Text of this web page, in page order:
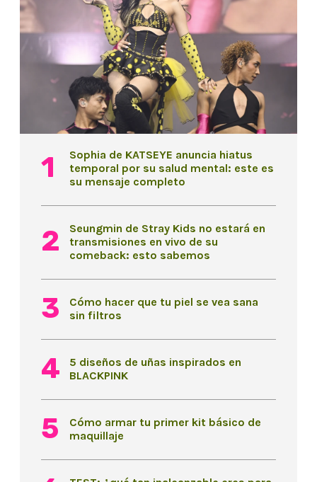
Sophia de KATSEYE anuncia hiatus
temporal por su salud mental: este es
su mensaje completo
Seungmin de Stray Kids no estará en
transmisiones en vivo de su
comeback: esto sabemos
Cómo hacer que tu piel se vea sana
sin filtros
5 diseños de uñas inspirados en
BLACKPINK
Cómo armar tu primer kit básico de
maquillaje